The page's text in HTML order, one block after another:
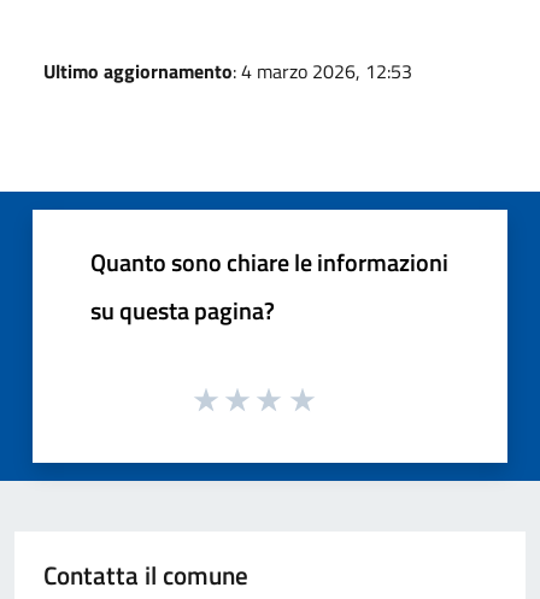
Ultimo aggiornamento: 4 marzo 2026, 12:53
Quanto sono chiare le informazioni
su questa pagina?
Contatta il comune